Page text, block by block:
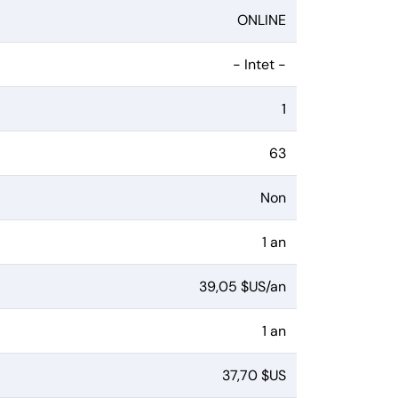
ONLINE
- Intet -
1
63
Non
1 an
39,05 $US/an
1 an
37,70 $US